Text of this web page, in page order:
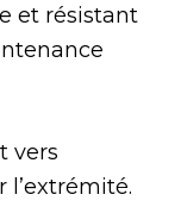
et résistant
vers
l’extrémité.